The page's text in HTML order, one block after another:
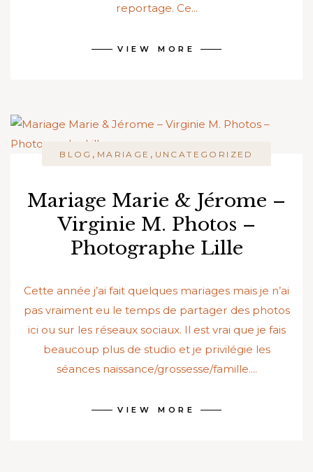
reportage. Ce...
VIEW MORE
BLOG , MARIAGE , UNCATEGORIZED
Mariage Marie & Jérome –
Virginie M. Photos –
Photographe Lille
Cette année j’ai fait quelques mariages mais je n’ai
pas vraiment eu le temps de partager des photos
ici ou sur les réseaux sociaux. Il est vrai que je fais
beaucoup plus de studio et je privilégie les
séances naissance/grossesse/famille....
VIEW MORE